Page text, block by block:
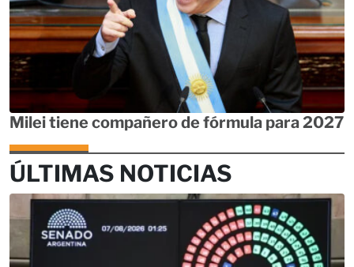
Milei tiene compañero de fórmula para 2027
ÚLTIMAS NOTICIAS